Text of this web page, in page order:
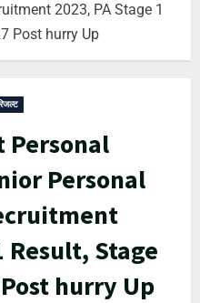
2023, PA Stage 1
Post hurry Up
Personal
Personal
Result, Stage
hurry Up